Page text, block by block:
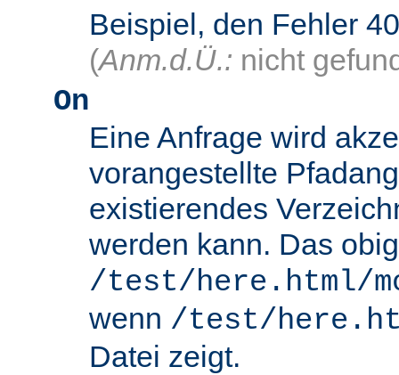
Beispiel, den Fehler
(Anm.d.Ü.: nicht
On
Eine Anfrage wird
vorangestellte
existierendes
werden kann. Das
/test/here.html/
wenn /test/
Datei zeigt.